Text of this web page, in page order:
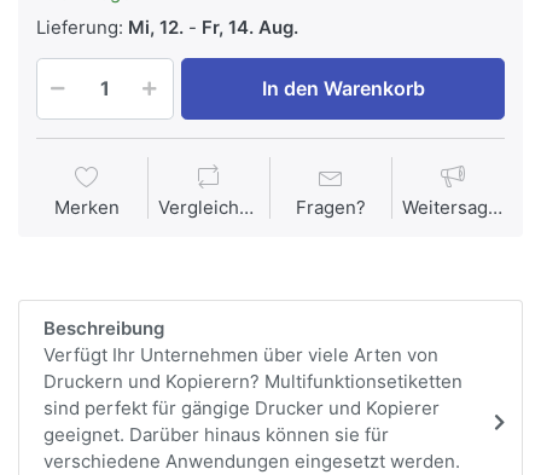
Lieferung: Mi, 12. - Fr, 14. Aug.
In den Warenkorb
Merken Vergleichen Fragen? Weitersagen
Beschreibung
Verfügt Ihr Unternehmen über viele Arten von
Druckern und Kopierern? Multifunktionsetiketten
sind perfekt für gängige Drucker und Kopierer
geeignet. Darüber hinaus können sie für
verschiedene Anwendungen eingesetzt werden.